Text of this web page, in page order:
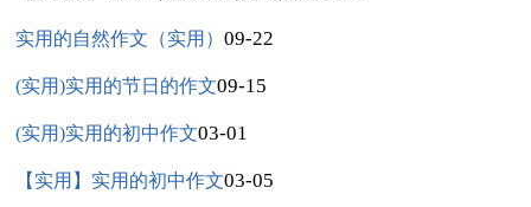
实用的自然作文（实用）09-22
(实用)实用的节日的作文09-15
(实用)实用的初中作文03-01
【实用】实用的初中作文03-05